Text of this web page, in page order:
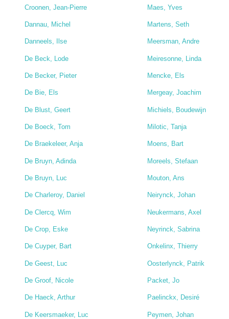
Croonen, Jean-Pierre
Dannau, Michel
Danneels, Ilse
De Beck, Lode
De Becker, Pieter
De Bie, Els
De Blust, Geert
De Boeck, Tom
De Braekeleer, Anja
De Bruyn, Adinda
De Bruyn, Luc
De Charleroy, Daniel
De Clercq, Wim
De Crop, Eske
De Cuyper, Bart
De Geest, Luc
De Groof, Nicole
De Haeck, Arthur
De Keersmaeker, Luc
Maes, Yves
Martens, Seth
Meersman, Andre
Meiresonne, Linda
Mencke, Els
Mergeay, Joachim
Michiels, Boudewijn
Milotic, Tanja
Moens, Bart
Moreels, Stefaan
Mouton, Ans
Neirynck, Johan
Neukermans, Axel
Neyrinck, Sabrina
Onkelinx, Thierry
Oosterlynck, Patrik
Packet, Jo
Paelinckx, Desiré
Peymen, Johan